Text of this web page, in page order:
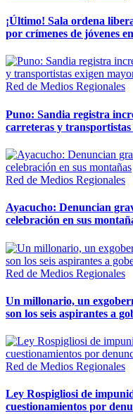
¡Último! Sala ordena
por crímenes de jóvenes
Red de Medios Regionales
Puno: Sandia registra
carreteras y
Red de Medios Regionales
Ayacucho: Denuncian
celebración en sus
Red de Medios Regionales
Un millonario, un
son los seis aspirantes a
Red de Medios Regionales
Ley Rospigliosi de
cuestionamientos por